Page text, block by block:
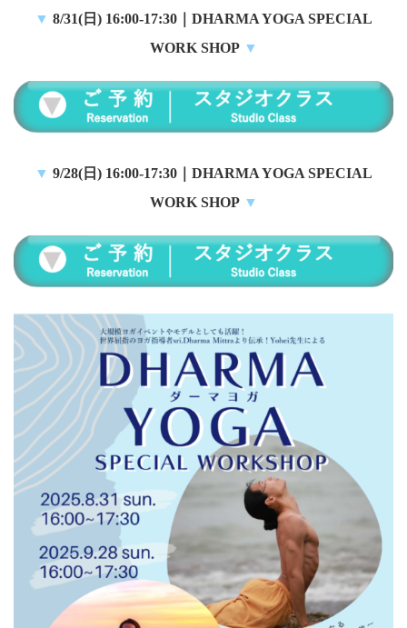
▼ 8/31(日) 16:00-17:30
DHARMA YOGA SPECIAL
WORK SHOP▼
▼ 9/28(日) 16:00-17:30
DHARMA YOGA SPECIAL
WORK SHOP▼